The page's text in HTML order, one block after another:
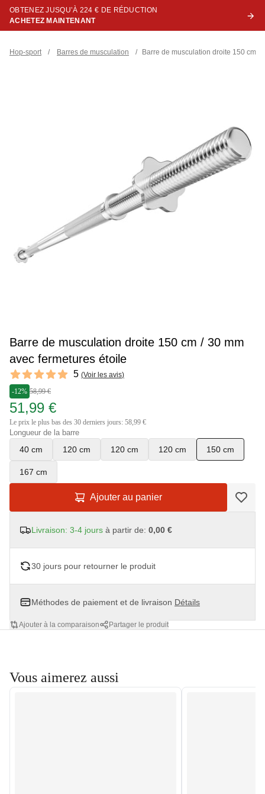
OBTENEZ JUSQU’À 224 € DE RÉDUCTION
ACHETEZ MAINTENANT
Hop-sport / Barres de musculation / Barre de musculation droite 150 cm /
Barre de musculation droite 150 cm / 30 mm
avec fermetures étoile
Reviews
5 out of 5 stars 5 (Voir les avis)
-12% 58,99 €
51,99 €
Le prix le plus bas des 30 derniers jours: 58,99 €
Longueur de la barre
40 cm 120 cm 120 cm 120 cm 150 cm
167 cm
Ajouter au panier
Livraison: 3-4 jours à partir de: 0,00 €
30 jours pour retourner le produit
Méthodes de paiement et de livraison Détails
Ajouter à la comparaison Partager le produit
Vous aimerez aussi